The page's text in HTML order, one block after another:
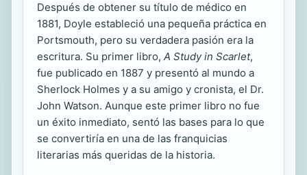
Después de obtener su título de médico en
1881, Doyle estableció una pequeña práctica en
Portsmouth, pero su verdadera pasión era la
escritura. Su primer libro, A Study in Scarlet,
fue publicado en 1887 y presentó al mundo a
Sherlock Holmes y a su amigo y cronista, el Dr.
John Watson. Aunque este primer libro no fue
un éxito inmediato, sentó las bases para lo que
se convertiría en una de las franquicias
literarias más queridas de la historia.